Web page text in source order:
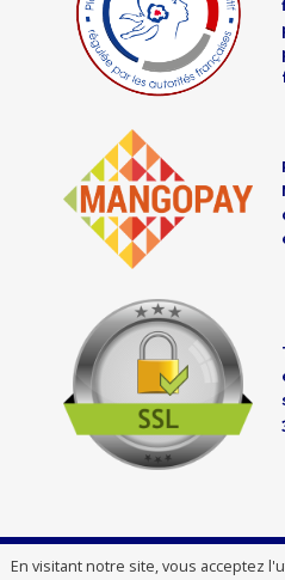
En visitant notre site, vous acceptez
CredoFunding is a